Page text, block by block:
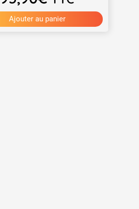
Ajouter au panier